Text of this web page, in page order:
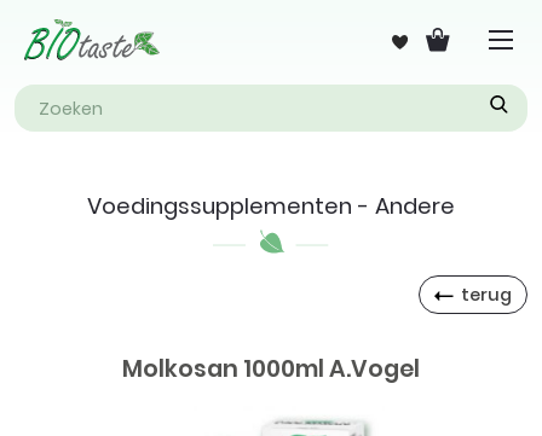
Voedingssupplementen - Andere
terug
Molkosan 1000ml A.Vogel